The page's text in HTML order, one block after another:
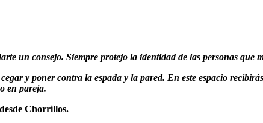
un consejo. Siempre protejo la identidad de las personas que
y poner contra la espada y la pared. En este espacio
en pareja.
Chorrillos.